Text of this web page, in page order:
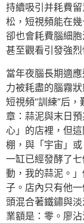
持續吸引并耗費
松，短視頻能在
卻也會耗費腦細
甚至觀看引發強
當年夜腦長期適
力被耗盡的腦霧
短視頻“訓練”后
章：蒜泥與末日
心」的店裡，但
棚，與「宇宙」
一缸已經發酵了
動，我的蒜泥。
子。店內只有他
頭混合著鐵鏽與
業額是：零。廖